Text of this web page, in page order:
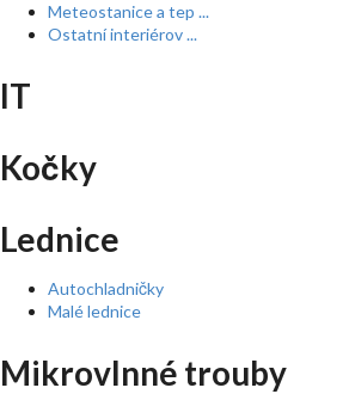
Meteostanice a tep ...
Ostatní interiérov ...
IT
Kočky
Lednice
Autochladničky
Malé lednice
Mikrovlnné trouby